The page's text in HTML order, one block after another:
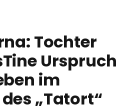
Tochter
Urspruch
im
„Tatort“